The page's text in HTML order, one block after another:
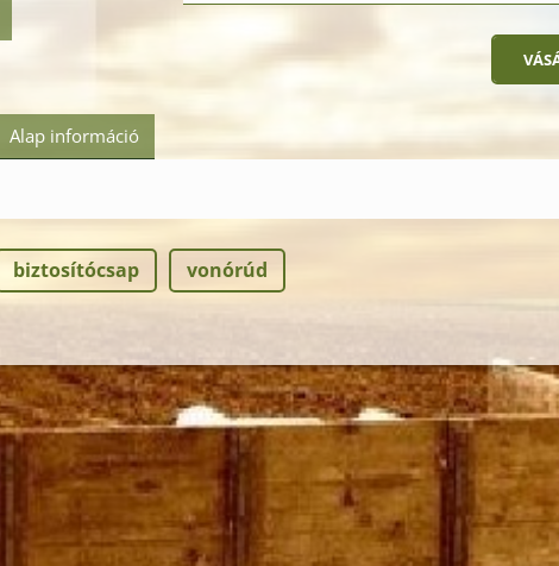
Alap információ
biztosítócsap vonórúd